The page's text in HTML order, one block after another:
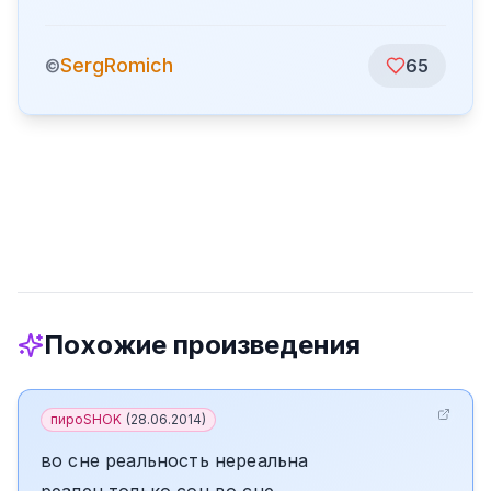
©SergRomich 65
Похожие произведения
пироSHOK (28.06.2014)
во сне реальность нереальна